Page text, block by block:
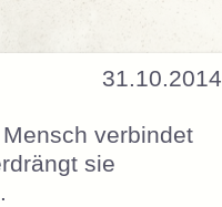
31.10.2014
verbindet
sie